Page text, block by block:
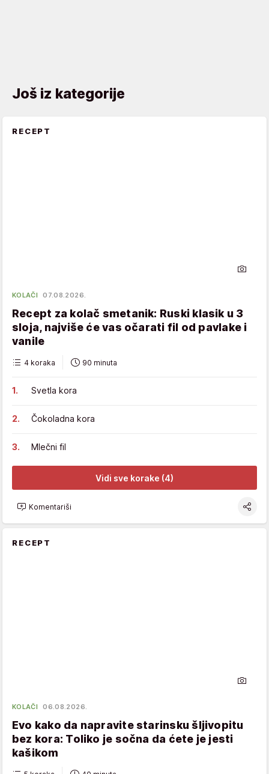
Još iz kategorije
RECEPT
KOLAČI 07.08.2026.
Recept za kolač smetanik: Ruski klasik u 3
sloja, najviše će vas očarati fil od pavlake i
vanile
4 koraka 90 minuta
Svetla kora
Čokoladna kora
Mlečni fil
Vidi sve korake (4)
Komentariši
RECEPT
KOLAČI 06.08.2026.
Evo kako da napravite starinsku šljivopitu
bez kora: Toliko je sočna da ćete je jesti
kašikom